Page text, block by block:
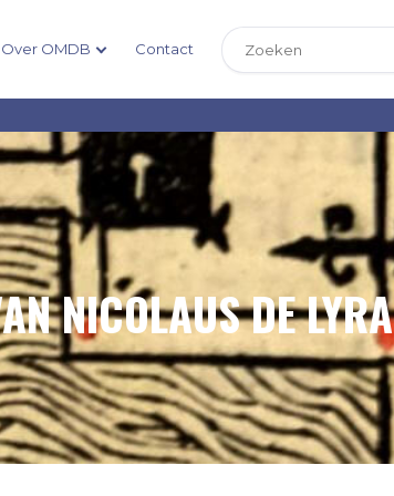
Over OMDB Contact
NICOLAUS DE LYRA